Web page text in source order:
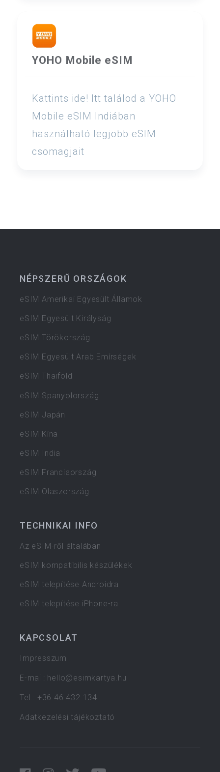
YOHO Mobile eSIM
Kattints ide! Itt találod a YOHO
Mobile eSIM Indiában
használható legjobb eSIM
csomagjait
NÉPSZERŰ ORSZÁGOK
eSIM Amerikai Egyesült Államok
eSIM Egyesült Királyság
eSIM Törökország
eSIM Egyesült Arab Emírségek
eSIM Thaiföld
eSIM Spanyolország
eSIM Japán
eSIM Kína
eSIM India
eSIM Franciaország
eSIM Olaszország
TECHNIKAI INFO
Az eSIM-ről általában
eSIM kompatibilis készülékek
eSIM telepítése Androidra
eSIM telepítése iPhone-ra
KAPCSOLAT
Impresszum
E-mail: hello@esimkartya.hu
Tel.: +36 46 432 134
Adatkezelési tájékoztató